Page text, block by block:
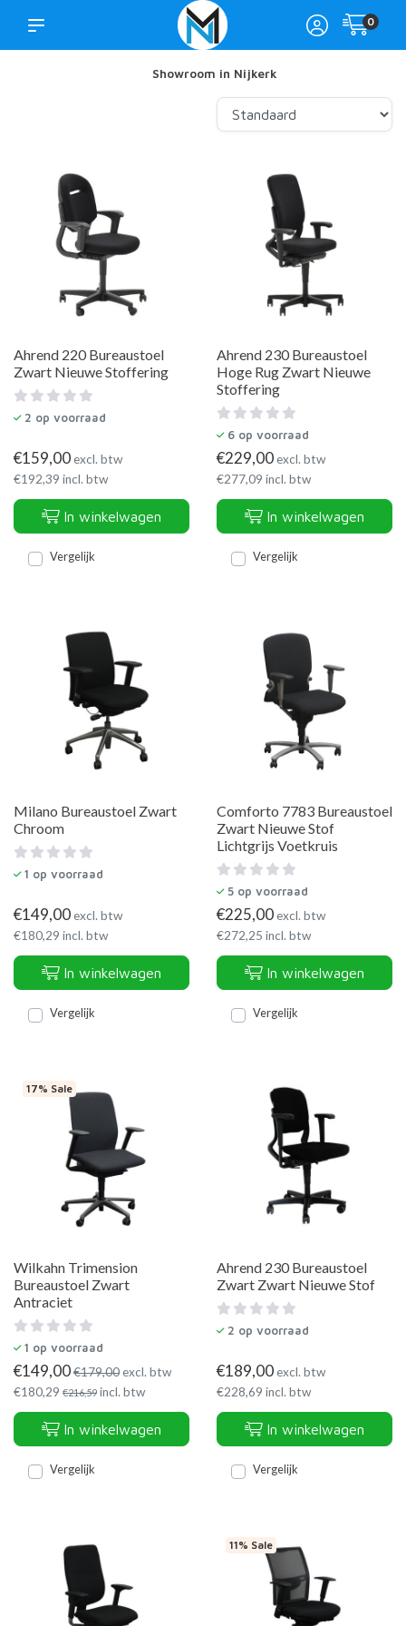
0
Showroom in Nijkerk
Ahrend 220 Bureaustoel
Zwart Nieuwe Stoffering
2 op voorraad
€159,00excl. btw
€192,39 incl. btw
In winkelwagen
Vergelijk
Ahrend 230 Bureaustoel
Hoge Rug Zwart Nieuwe
Stoffering
6 op voorraad
€229,00excl. btw
€277,09 incl. btw
In winkelwagen
Vergelijk
Milano Bureaustoel Zwart
Chroom
1 op voorraad
€149,00excl. btw
€180,29 incl. btw
In winkelwagen
Vergelijk
Comforto 7783 Bureaustoel
Zwart Nieuwe Stof
Lichtgrijs Voetkruis
5 op voorraad
€225,00excl. btw
€272,25 incl. btw
In winkelwagen
Vergelijk
17% Sale
Wilkahn Trimension
Bureaustoel Zwart
Antraciet
1 op voorraad
€149,00€179,00excl. btw
€180,29 €216,59 incl. btw
In winkelwagen
Vergelijk
Ahrend 230 Bureaustoel
Zwart Zwart Nieuwe Stof
2 op voorraad
€189,00excl. btw
€228,69 incl. btw
In winkelwagen
Vergelijk
11% Sale